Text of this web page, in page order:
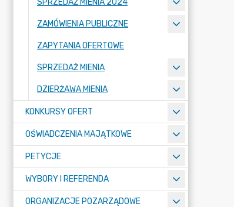
SPRZEDAŻ MIENIA 2024
ZAMÓWIENIA PUBLICZNE
ZAPYTANIA OFERTOWE
SPRZEDAŻ MIENIA
DZIERŻAWA MIENIA
KONKURSY OFERT
OŚWIADCZENIA MAJĄTKOWE
PETYCJE
WYBORY I REFERENDA
ORGANIZACJE POZARZĄDOWE